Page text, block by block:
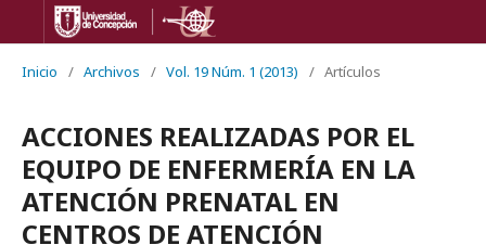
Inicio / Archivos / Vol. 19 Núm. 1 (2013) / Artículos
ACCIONES REALIZADAS POR EL
EQUIPO DE ENFERMERÍA EN LA
ATENCIÓN PRENATAL EN
CENTROS DE ATENCIÓN